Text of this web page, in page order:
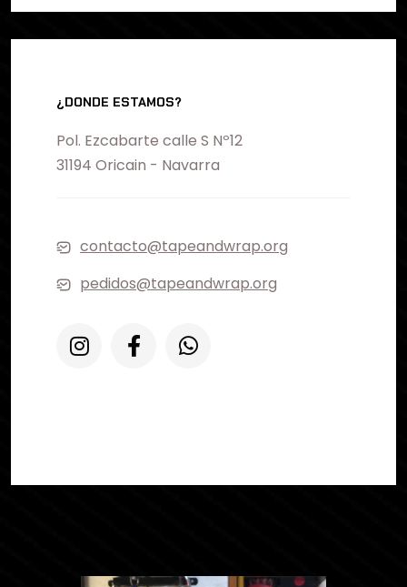
¿DONDE ESTAMOS?
Pol. Ezcabarte calle S Nº12
31194 Oricain - Navarra
contacto@tapeandwrap.org
pedidos@tapeandwrap.org